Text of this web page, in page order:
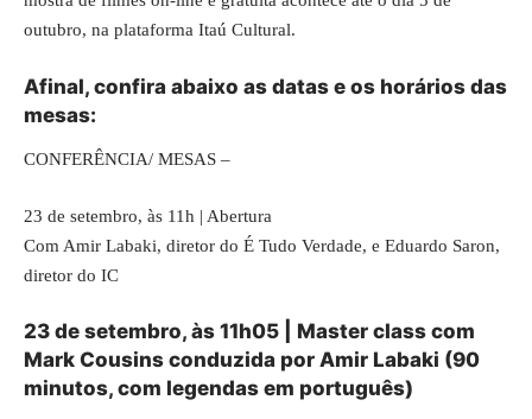
outubro, na plataforma Itaú Cultural.
Afinal, confira abaixo as datas e os horários das
mesas:
CONFERÊNCIA/ MESAS –
23 de setembro, às 11h | Abertura
Com Amir Labaki, diretor do É Tudo Verdade, e Eduardo Saron,
diretor do IC
23 de setembro, às 11h05 | Master class com
Mark Cousins conduzida por Amir Labaki (90
minutos, com legendas em português)